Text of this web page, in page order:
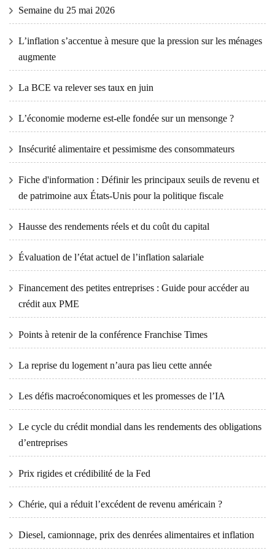
Semaine du 25 mai 2026
L’inflation s’accentue à mesure que la pression sur les ménages
augmente
La BCE va relever ses taux en juin
L’économie moderne est-elle fondée sur un mensonge ?
Insécurité alimentaire et pessimisme des consommateurs
Fiche d'information : Définir les principaux seuils de revenu et
de patrimoine aux États-Unis pour la politique fiscale
Hausse des rendements réels et du coût du capital
Évaluation de l’état actuel de l’inflation salariale
Financement des petites entreprises : Guide pour accéder au
crédit aux PME
Points à retenir de la conférence Franchise Times
La reprise du logement n’aura pas lieu cette année
Les défis macroéconomiques et les promesses de l’IA
Le cycle du crédit mondial dans les rendements des obligations
d’entreprises
Prix ​​​​rigides et crédibilité de la Fed
Chérie, qui a réduit l’excédent de revenu américain ?
Diesel, camionnage, prix des denrées alimentaires et inflation